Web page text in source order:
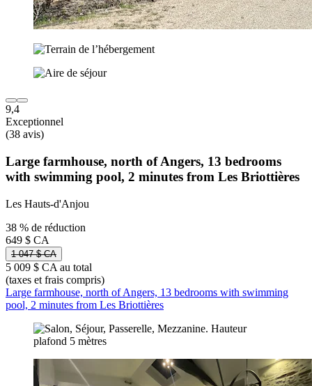
9,4
Exceptionnel
(38 avis)
Large farmhouse, north of Angers, 13 bedrooms
with swimming pool, 2 minutes from Les Briottières
Les Hauts-d'Anjou
38 % de réduction
649 $ CA
1 047 $ CA
5 009 $ CA au total
(taxes et frais compris)
Large farmhouse, north of Angers, 13 bedrooms with swimming
pool, 2 minutes from Les Briottières